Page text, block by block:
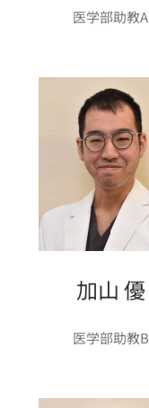
医学部助教A
加山 優
医学部助教B